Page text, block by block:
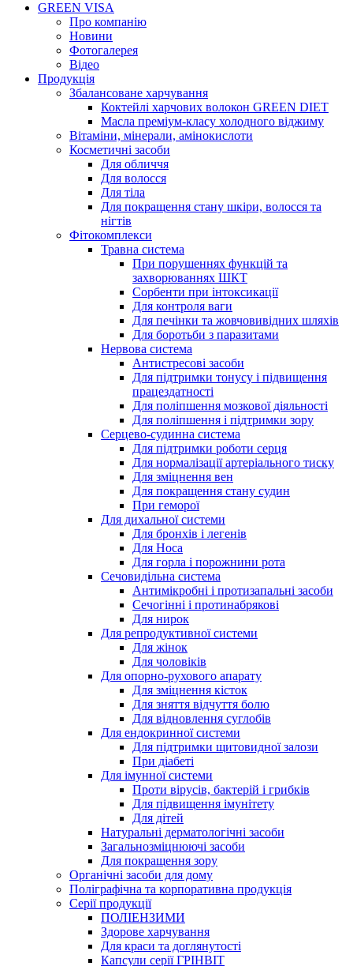
GREEN VISA
Про компанію
Новини
Фотогалерея
Відео
Продукція
Збалансоване харчування
Коктейлі харчових волокон GREEN DIET
Масла преміум-класу холодного віджиму
Вітаміни, мінерали, амінокислоти
Косметичні засоби
Для обличчя
Для волосся
Для тіла
Для покращення стану шкіри, волосся та
нігтів
Фітокомплекси
Травна система
При порушеннях функцій та
захворюваннях ШКТ
Сорбенти при інтоксикації
Для контроля ваги
Для печінки та жовчовивідних шляхів
Для боротьби з паразитами
Нервова система
Антистресові засоби
Для підтримки тонусу і підвищення
працездатності
Для поліпшення мозкової діяльності
Для поліпшення і підтримки зору
Серцево-судинна система
Для підтримки роботи серця
Для нормалізації артеріального тиску
Для зміцнення вен
Для покращення стану судин
При геморої
Для дихальної системи
Для бронхів і легенів
Для Носа
Для горла і порожнини рота
Сечовидільна система
Антимікробні і протизапальні засоби
Сечогінні і протинабрякові
Для нирок
Для репродуктивної системи
Для жінок
Для чоловіків
Для опорно-рухового апарату
Для зміцнення кісток
Для зняття відчуття болю
Для відновлення суглобів
Для ендокринної системи
Для підтримки щитовидної залози
При діабеті
Для імунної системи
Проти вірусів, бактерій і грибків
Для підвищення імунітету
Для дітей
Натуральні дерматологічні засоби
Загальнозміцнюючі засоби
Для покращення зору
Органічні засоби для дому
Поліграфічна та корпоративна продукція
Серії продукції
ПОЛІЕНЗИМИ
Здорове харчування
Для краси та доглянутості
Капсули серії ГРІНВІТ